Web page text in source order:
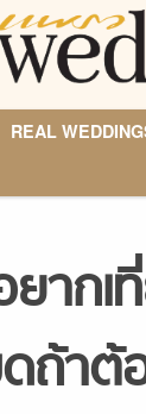
REAL
กเ
ถ้าต้